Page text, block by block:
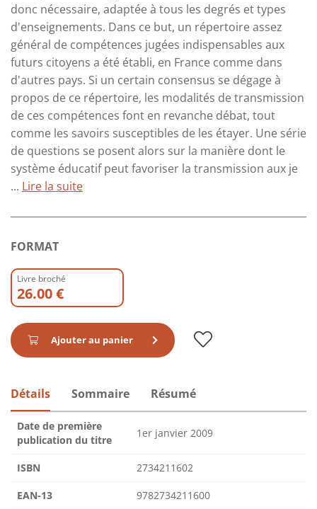
donc nécessaire, adaptée à tous les degrés et types
d'enseignements. Dans ce but, un répertoire assez
général de compétences jugées indispensables aux
futurs citoyens a été établi, en France comme dans
d'autres pays. Si un certain consensus se dégage à
propos de ce répertoire, les modalités de transmission
de ces compétences font en revanche débat, tout
comme les savoirs susceptibles de les étayer. Une série
de questions se posent alors sur la manière dont le
système éducatif peut favoriser la transmission aux je
... Lire la suite
FORMAT
Livre broché
26.00 €
Ajouter au panier
Détails Sommaire Résumé
Date de première
publication du titre
1er janvier 2009
ISBN 2734211602
EAN-13 9782734211600